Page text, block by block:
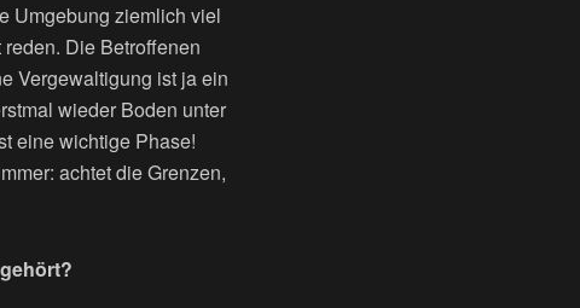
Umgebung ziemlich viel
Die Betroffenen
Vergewaltigung ist ja ein
wieder Boden unter
eine wichtige Phase!
achtet die Grenzen,